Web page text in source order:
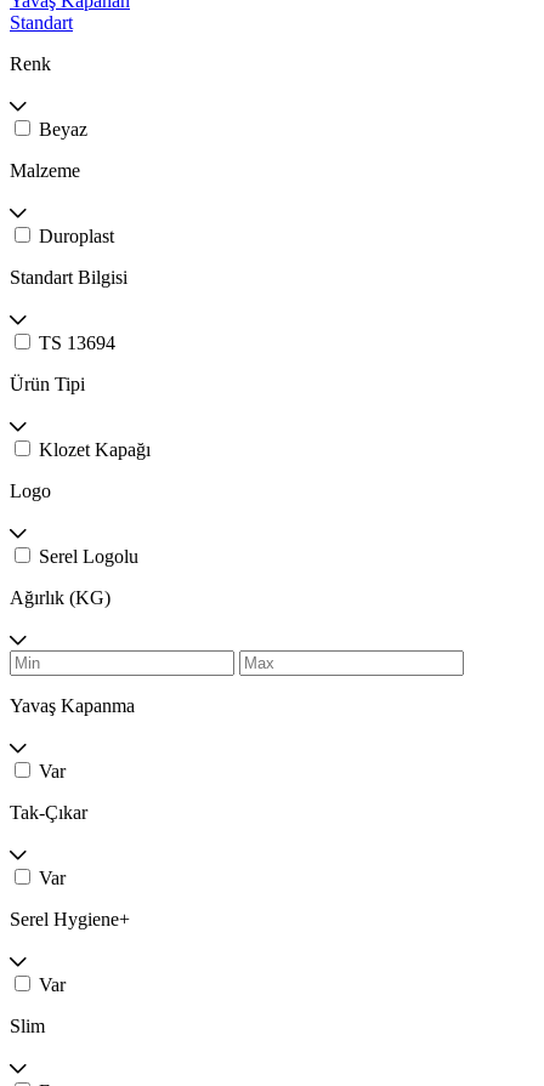
Standart
Renk
Beyaz
Malzeme
Duroplast
Standart Bilgisi
TS 13694
Ürün Tipi
Klozet Kapağı
Logo
Serel Logolu
Ağırlık (KG)
Yavaş Kapanma
Var
Tak-Çıkar
Var
Serel Hygiene+
Var
Slim